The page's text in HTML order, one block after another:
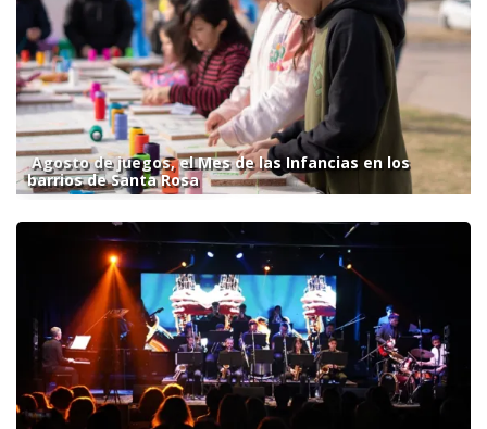
Agosto de juegos, el Mes de las Infancias en los
barrios de Santa Rosa